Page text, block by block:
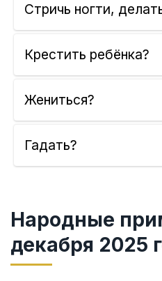
Стричь ногти,
Крестить ребёнка?
Жениться?
Гадать?
Народные
декабря 2025